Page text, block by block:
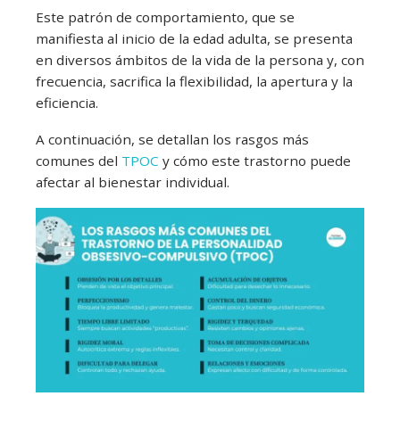
Este patrón de comportamiento, que se
manifiesta al inicio de la edad adulta, se presenta
en diversos ámbitos de la vida de la persona y, con
frecuencia, sacrifica la flexibilidad, la apertura y la
eficiencia.
A continuación, se detallan los rasgos más
comunes del TPOC y cómo este trastorno puede
afectar al bienestar individual.